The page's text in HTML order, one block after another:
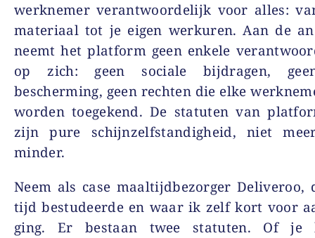
werknemer verantwoordelijk voor alles:
materiaal tot je eigen werkuren. Aan de
neemt het platform geen enkele
op zich: geen sociale bijdragen,
bescherming, geen rechten die elke
worden toegekend. De statuten van
zijn pure schijnzelfstandigheid, niet
minder.
Neem als case maaltijdbezorger Deliveroo,
tijd bestudeerde en waar ik zelf kort voor
ging. Er bestaan twee statuten. Of je